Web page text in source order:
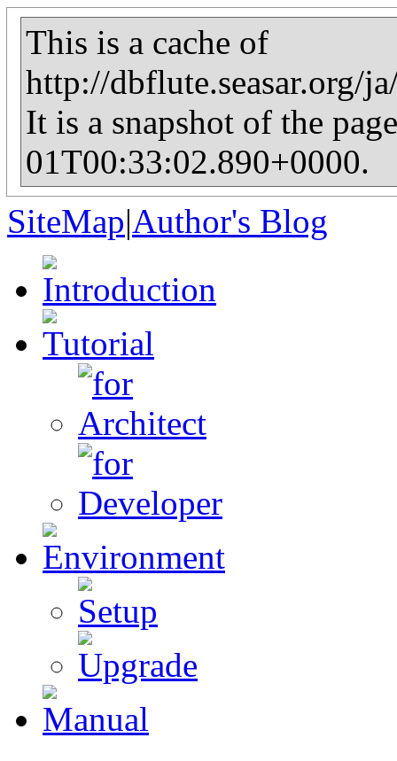
This is a cache of
http://dbflute.seasar.org/
It is a snapshot of the
01T00:33:02.890+0000.
SiteMap|Author's Blog